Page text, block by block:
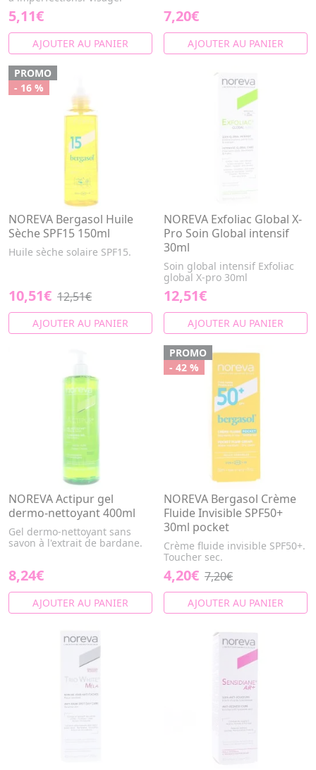
5,11€
AJOUTER AU PANIER
7,20€
AJOUTER AU PANIER
PROMO
- 16 %
NOREVA Bergasol Huile
Sèche SPF15 150ml
Huile sèche solaire SPF15.
10,51€ 12,51€
AJOUTER AU PANIER
NOREVA Exfoliac Global X-
Pro Soin Global intensif
30ml
Soin global intensif Exfoliac
global X-pro 30ml
12,51€
AJOUTER AU PANIER
NOREVA Actipur gel
dermo-nettoyant 400ml
Gel dermo-nettoyant sans
savon à l'extrait de bardane.
8,24€
AJOUTER AU PANIER
PROMO
- 42 %
NOREVA Bergasol Crème
Fluide Invisible SPF50+
30ml pocket
Crème fluide invisible SPF50+.
Toucher sec.
4,20€ 7,20€
AJOUTER AU PANIER